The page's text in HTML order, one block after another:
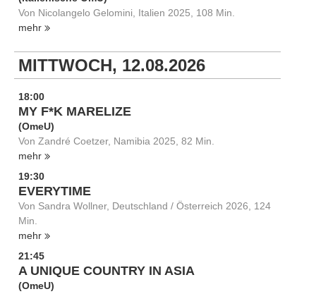
Von Nicolangelo Gelomini, Italien 2025, 108 Min.
mehr
MITTWOCH, 12.08.2026
18:00
MY F*K MARELIZE
(OmeU)
Von Zandré Coetzer, Namibia 2025, 82 Min.
mehr
19:30
EVERYTIME
Von Sandra Wollner, Deutschland / Österreich 2026, 124
Min.
mehr
21:45
A UNIQUE COUNTRY IN ASIA
(OmeU)